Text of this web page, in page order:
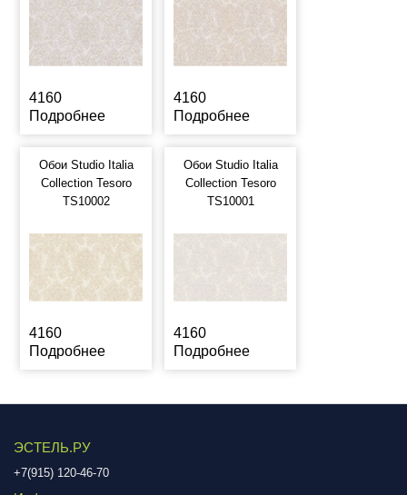
4160
Подробнее
4160
Подробнее
Обои Studio Italia
Collection Tesoro
TS10002
4160
Подробнее
Обои Studio Italia
Collection Tesoro
TS10001
4160
Подробнее
ЭСТЕЛЬ.РУ
+7(915) 120-46-70